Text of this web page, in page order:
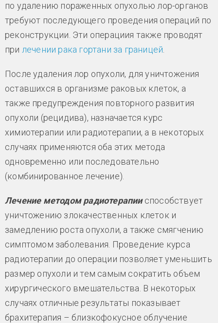
по удалению пораженных опухолью лор-органов
требуют последующего проведения операций по
реконструкции. Эти операциия также проводят
при лечении рака гортани за границей
После удаления лор опухоли, для уничтожения
оставшихся в организме раковых клеток, а
также предупреждения повторного развития
опухоли (рецидива), назначается курс
химиотерапии или радиотерапии, а в некоторых
случаях применяются оба этих метода
одновременно или последовательно
(комбинированное лечение).
Лечение методом радиотерапииспособствует
уничтожению злокачественных клеток и
замедлению роста опухоли, а также смягчению
симптомом заболевания. Проведение курса
радиотерапии до операции позволяет уменьшить
размер опухоли и тем самым сократить объем
хирургического вмешательства. В некоторых
случаях отличные результаты показывает
брахитерапия – близкофокусное облучение